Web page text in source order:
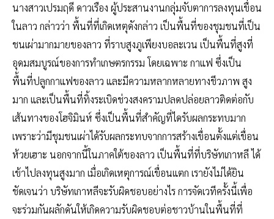
นางสาวเปรมฤดี ดาวเรือง ผู้ประสานงานกลุ่มจับตาการลงทุนเขื่อน
ในลาว กล่าวว่า พื้นที่ที่เกิดเหตุดังกล่าว เป็นพื้นที่ของชุมชนที่เป็น
ชนเผ่ามากมายของลาว ที่ราบสูงภูเพียงบอละเวน เป็นพื้นที่สูงที่
อุดมสมบูรณ์ของการทำเกษตรกรรม โดยเฉพาะ กาแฟ ซึ่งเป็น
พื้นที่ปลูกกาแฟของลาว และมีความหลากหลายทางชีวภาพ สูง
มาก และเป็นพื้นที่ทิ้งระเบิดช่วงสงครามปลดปล่อยลาวติดต่อกับ
เส้นทางของโฮจิมินห์ ซึ่งเป็นพื้นที่สำคัญที่ไดรับผลกระทบมาก
เพราะว่ามีชุมชนเผ่าได้รับผลกระทบจากการสร้างเขื่อนตั้งแต่เขื่อน
ห้วยเฮาะ นอกจากนี้ในภาคใต้ของลาว เป็นพื้นที่ที่บริษัทเกาหลี ได้
เข้าไปลงทุนสูงมาก เมื่อเกิดเหตุการณ์เขื่อนแตก เรายังไม่ได้ยิน
ชัดเจนว่า บริษัทเกาหลีจะรับผิดชอบอย่างไร การจัดเวทีครั้งนี้เพื่อ
จะร่วมกันผลักดันให้เกิดความรับผิดชอบต่อชาวบ้านในพื้นที่ที่